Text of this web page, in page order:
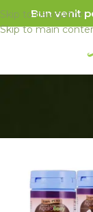
Skip to navigation
Skip to main
Bun venit